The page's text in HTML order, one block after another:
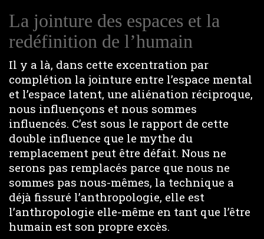
La jointure des espaces et la
redéfinition de l’humain
Il y a là, dans cette excentration par
complétion la jointure entre l’espace mental
et l’espace latent, une aliénation réciproque,
nous influençons et nous sommes
influencés. C’est sous le rapport de cette
double influence que le mythe du
remplacement peut être défait. Nous ne
serons pas remplacés parce que nous ne
sommes pas nous-mêmes, la technique a
déjà fissuré l’anthropologie, elle est
l’anthropologie elle-même en tant que l’être
humain est son propre excès.